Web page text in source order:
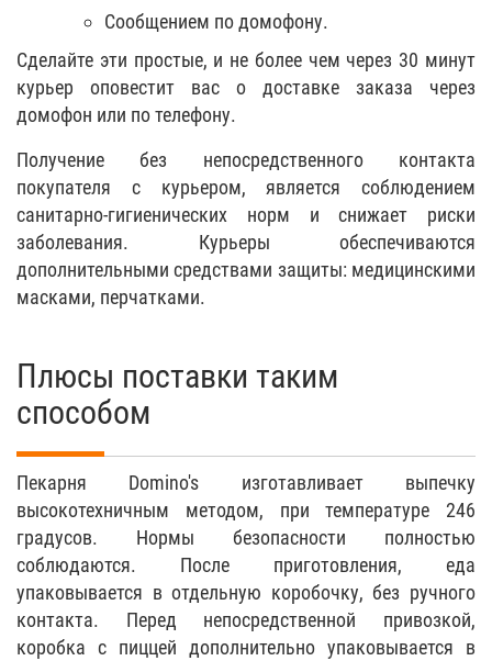
Сообщением по домофону.
Сделайте эти простые, и не более чем через 30 минут
курьер оповестит вас о доставке заказа через
домофон или по телефону.
Получение без непосредственного контакта
покупателя с курьером, является соблюдением
санитарно-гигиенических норм и снижает риски
заболевания. Курьеры обеспечиваются
дополнительными средствами защиты: медицинскими
масками, перчатками.
Плюсы поставки таким
способом
Пекарня Domino's изготавливает выпечку
высокотехничным методом, при температуре 246
градусов. Нормы безопасности полностью
соблюдаются. После приготовления, еда
упаковывается в отдельную коробочку, без ручного
контакта. Перед непосредственной привозкой,
коробка с пиццей дополнительно упаковывается в